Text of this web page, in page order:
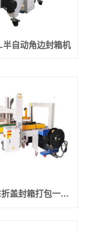
自动角边封箱机
JPC-500E折盖封箱打包一体机